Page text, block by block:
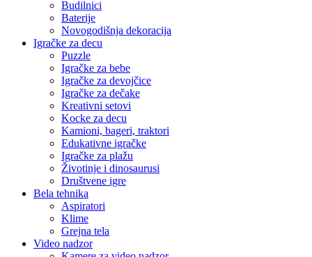
Budilnici
Baterije
Novogodišnja dekoracija
Igračke za decu
Puzzle
Igračke za bebe
Igračke za devojčice
Igračke za dečake
Kreativni setovi
Kocke za decu
Kamioni, bageri, traktori
Edukativne igračke
Igračke za plažu
Životinje i dinosaurusi
Društvene igre
Bela tehnika
Aspiratori
Klime
Grejna tela
Video nadzor